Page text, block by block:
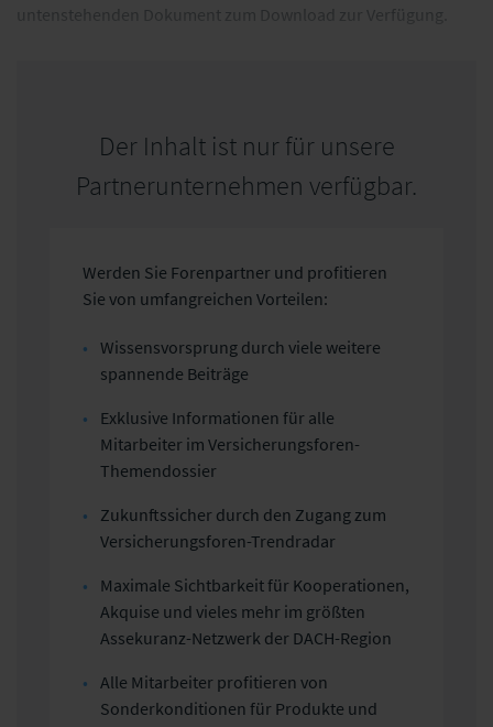
untenstehenden Dokument zum Download zur Verfügung.
Der Inhalt ist nur für unsere
Partnerunternehmen verfügbar.
Werden Sie Forenpartner und profitieren
Sie von umfangreichen Vorteilen:
Wissensvorsprung durch viele weitere
spannende Beiträge
Exklusive Informationen für alle
Mitarbeiter im Versicherungsforen-
Themendossier
Zukunftssicher durch den Zugang zum
Versicherungsforen-Trendradar
Maximale Sichtbarkeit für Kooperationen,
Akquise und vieles mehr im größten
Assekuranz-Netzwerk der DACH-Region
Alle Mitarbeiter profitieren von
Sonderkonditionen für Produkte und